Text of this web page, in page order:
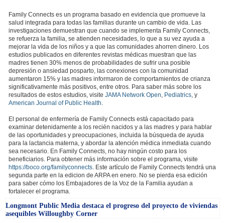
Family Connects es un programa basado en evidencia que promueve la
salud integrada para todas las familias durante un cambio de vida. Las
investigaciones demuestran que cuando se implementa Family Connects,
se refuerza la familia, se atienden necesidades, lo que a su vez ayuda a
mejorar la vida de los niños y a que las comunidades ahorren dinero. Los
estudios publicados en diferentes revistas médicas muestran que las
madres tienen 30% menos de probabilidades de sufrir una posible
depresión o ansiedad posparto, las conexiones con la comunidad
aumentaron 15% y las madres informaron de comportamientos de crianza
significativamente más positivos, entre otros. Para saber más sobre los
resultados de estos estudios, visite JAMA Network Open Pediatrics , y
American Journal of Public Health
El personal de enfermería de Family Connects está capacitado para
examinar detenidamente a los recién nacidos y a las madres y para hablar
de las oportunidades y preocupaciones, incluida la búsqueda de ayuda
para la lactancia materna, y abordar la atención médica inmediata cuando
sea necesario. En Family Connects, no hay ningún costo para los
beneficiarios. Para obtener más información sobre el programa, visite
https://boco.org/familyconnects . Este artículo de Family Connects tendrá una
segunda parte en la edicion de ARPA en enero. No se pierda esa edición
para saber cómo los Embajadores de la Voz de la Familia ayudan a
fortalecer el programa.
Longmont Public Media destaca el progreso del proyecto de viviendas
asequibles Willoughby Corner